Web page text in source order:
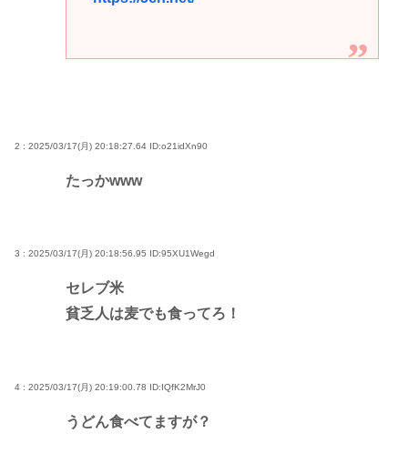
2 : 2025/03/17(月) 20:18:27.64 ID:o21idXn90
たっかwww
3 : 2025/03/17(月) 20:18:56.95 ID:95XU1Wegd
セレブ米
貧乏人は麦でも食ってろ！
4 : 2025/03/17(月) 20:19:00.78 ID:IQfK2MrJ0
うどん食べてますが？